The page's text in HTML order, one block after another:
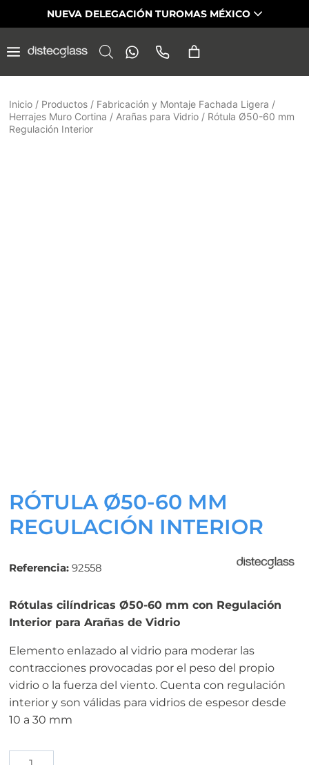
NUEVA DELEGACIÓN TUROMAS MÉXICO
Inicio / Productos / Fabricación y Montaje Fachada Ligera /
Herrajes Muro Cortina / Arañas para Vidrio / Rótula Ø50-60 mm
Regulación Interior
RÓTULA Ø50-60 MM
REGULACIÓN INTERIOR
Referencia: 92558
Rótulas cilíndricas Ø50-60 mm con Regulación
Interior para Arañas de Vidrio
Elemento enlazado al vidrio para moderar las
contracciones provocadas por el peso del propio
vidrio o la fuerza del viento. Cuenta con regulación
interior y son válidas para vidrios de espesor desde
10 a 30 mm
Rótula